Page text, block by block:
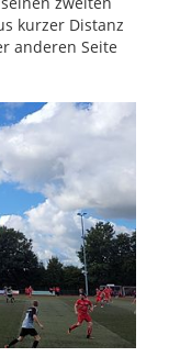
kurzer Distanz
anderen Seite